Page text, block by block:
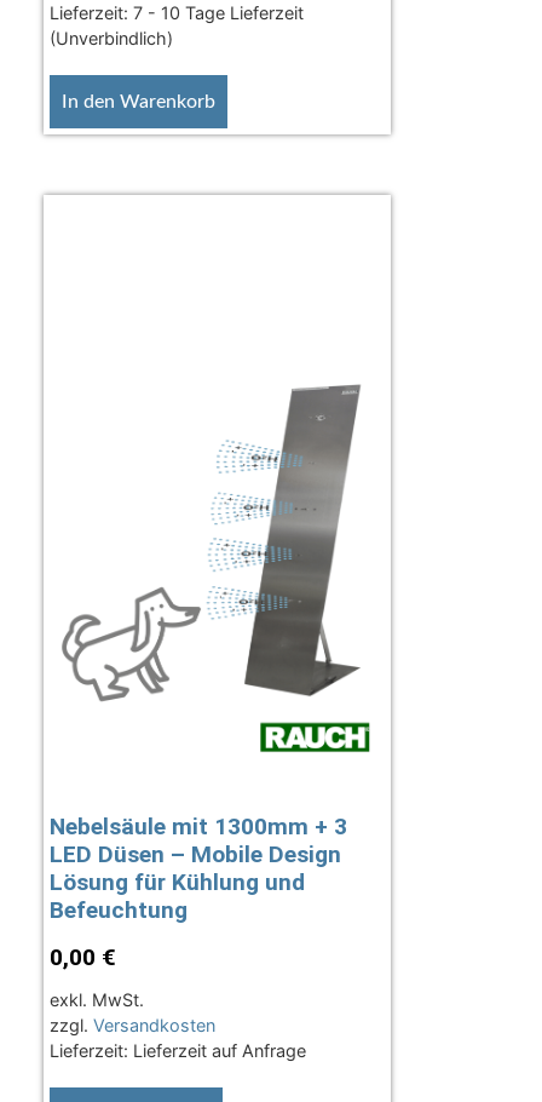
Lieferzeit: 7 - 10 Tage Lieferzeit
(Unverbindlich)
In den Warenkorb
Nebelsäule mit 1300mm + 3
LED Düsen – Mobile Design
Lösung für Kühlung und
Befeuchtung
0,00 €
exkl. MwSt.
zzgl. Versandkosten
Lieferzeit: Lieferzeit auf Anfrage